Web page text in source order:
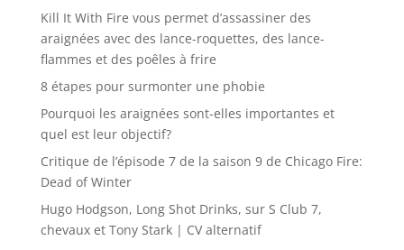
Kill It With Fire vous permet d’assassiner des
araignées avec des lance-roquettes, des lance-
flammes et des poêles à frire
8 étapes pour surmonter une phobie
Pourquoi les araignées sont-elles importantes et
quel est leur objectif?
Critique de l’épisode 7 de la saison 9 de Chicago Fire:
Dead of Winter
Hugo Hodgson, Long Shot Drinks, sur S Club 7,
chevaux et Tony Stark | CV alternatif